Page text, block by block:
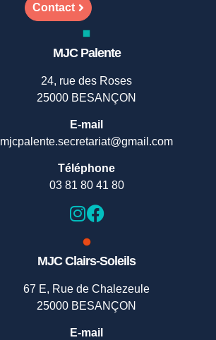
Contact
MJC Palente
24, rue des Roses
25000 BESANÇON
E-mail
mjcpalente.secretariat@gmail.com
Téléphone
03 81 80 41 80
MJC Clairs-Soleils
67 E, Rue de Chalezeule
25000 BESANÇON
E-mail